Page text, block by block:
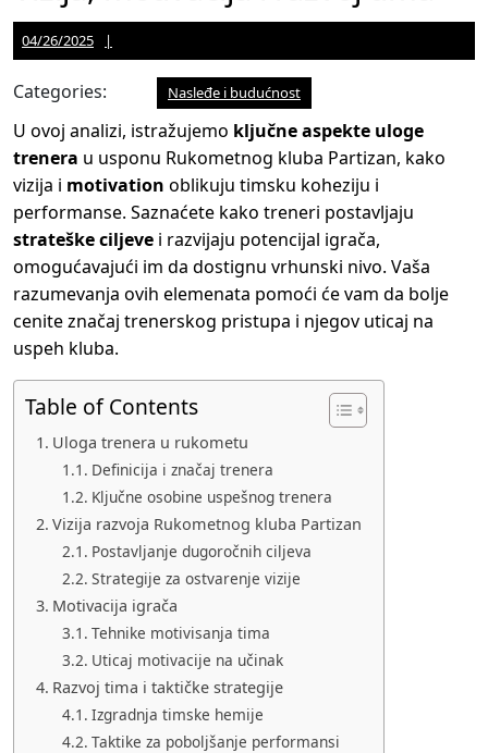
04/26/2025
Martinez
Categories: Nasleđe i budućnost
U ovoj analizi, istražujemo ključne aspekte uloge
trenera u usponu Rukometnog kluba Partizan, kako
vizija i motivation oblikuju timsku koheziju i
performanse. Saznaćete kako treneri postavljaju
strateške ciljeve i razvijaju potencijal igrača,
omogućavajući im da dostignu vrhunski nivo. Vaša
razumevanja ovih elemenata pomoći će vam da bolje
cenite značaj trenerskog pristupa i njegov uticaj na
uspeh kluba.
Table of Contents
Uloga trenera u rukometu
Definicija i značaj trenera
Ključne osobine uspešnog trenera
Vizija razvoja Rukometnog kluba Partizan
Postavljanje dugoročnih ciljeva
Strategije za ostvarenje vizije
Motivacija igrača
Tehnike motivisanja tima
Uticaj motivacije na učinak
Razvoj tima i taktičke strategije
Izgradnja timske hemije
Taktike za poboljšanje performansi